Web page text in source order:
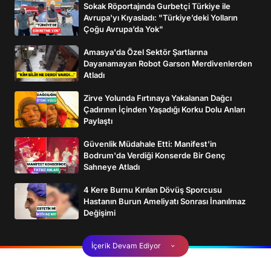
Sokak Röportajında Gurbetçi Türkiye ile
Avrupa'yı Kıyasladı: "Türkiye’deki Yolların
Çoğu Avrupa’da Yok"
Amasya'da Özel Sektör Şartlarına
Dayanamayan Robot Garson Merdivenlerden
Atladı
Zirve Yolunda Fırtınaya Yakalanan Dağcı
Çadırının İçinden Yaşadığı Korku Dolu Anları
Paylaştı
Güvenlik Müdahale Etti: Manifest'in
Bodrum'da Verdiği Konserde Bir Genç
Sahneye Atladı
4 Kere Burnu Kırılan Dövüş Sporcusu
Hastanın Burun Ameliyatı Sonrası İnanılmaz
Değişimi
İçerik Devam Ediyor